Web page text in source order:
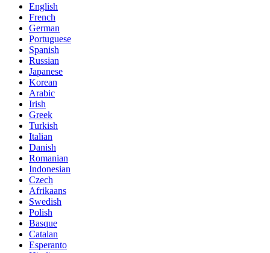
English
French
German
Portuguese
Spanish
Russian
Japanese
Korean
Arabic
Irish
Greek
Turkish
Italian
Danish
Romanian
Indonesian
Czech
Afrikaans
Swedish
Polish
Basque
Catalan
Esperanto